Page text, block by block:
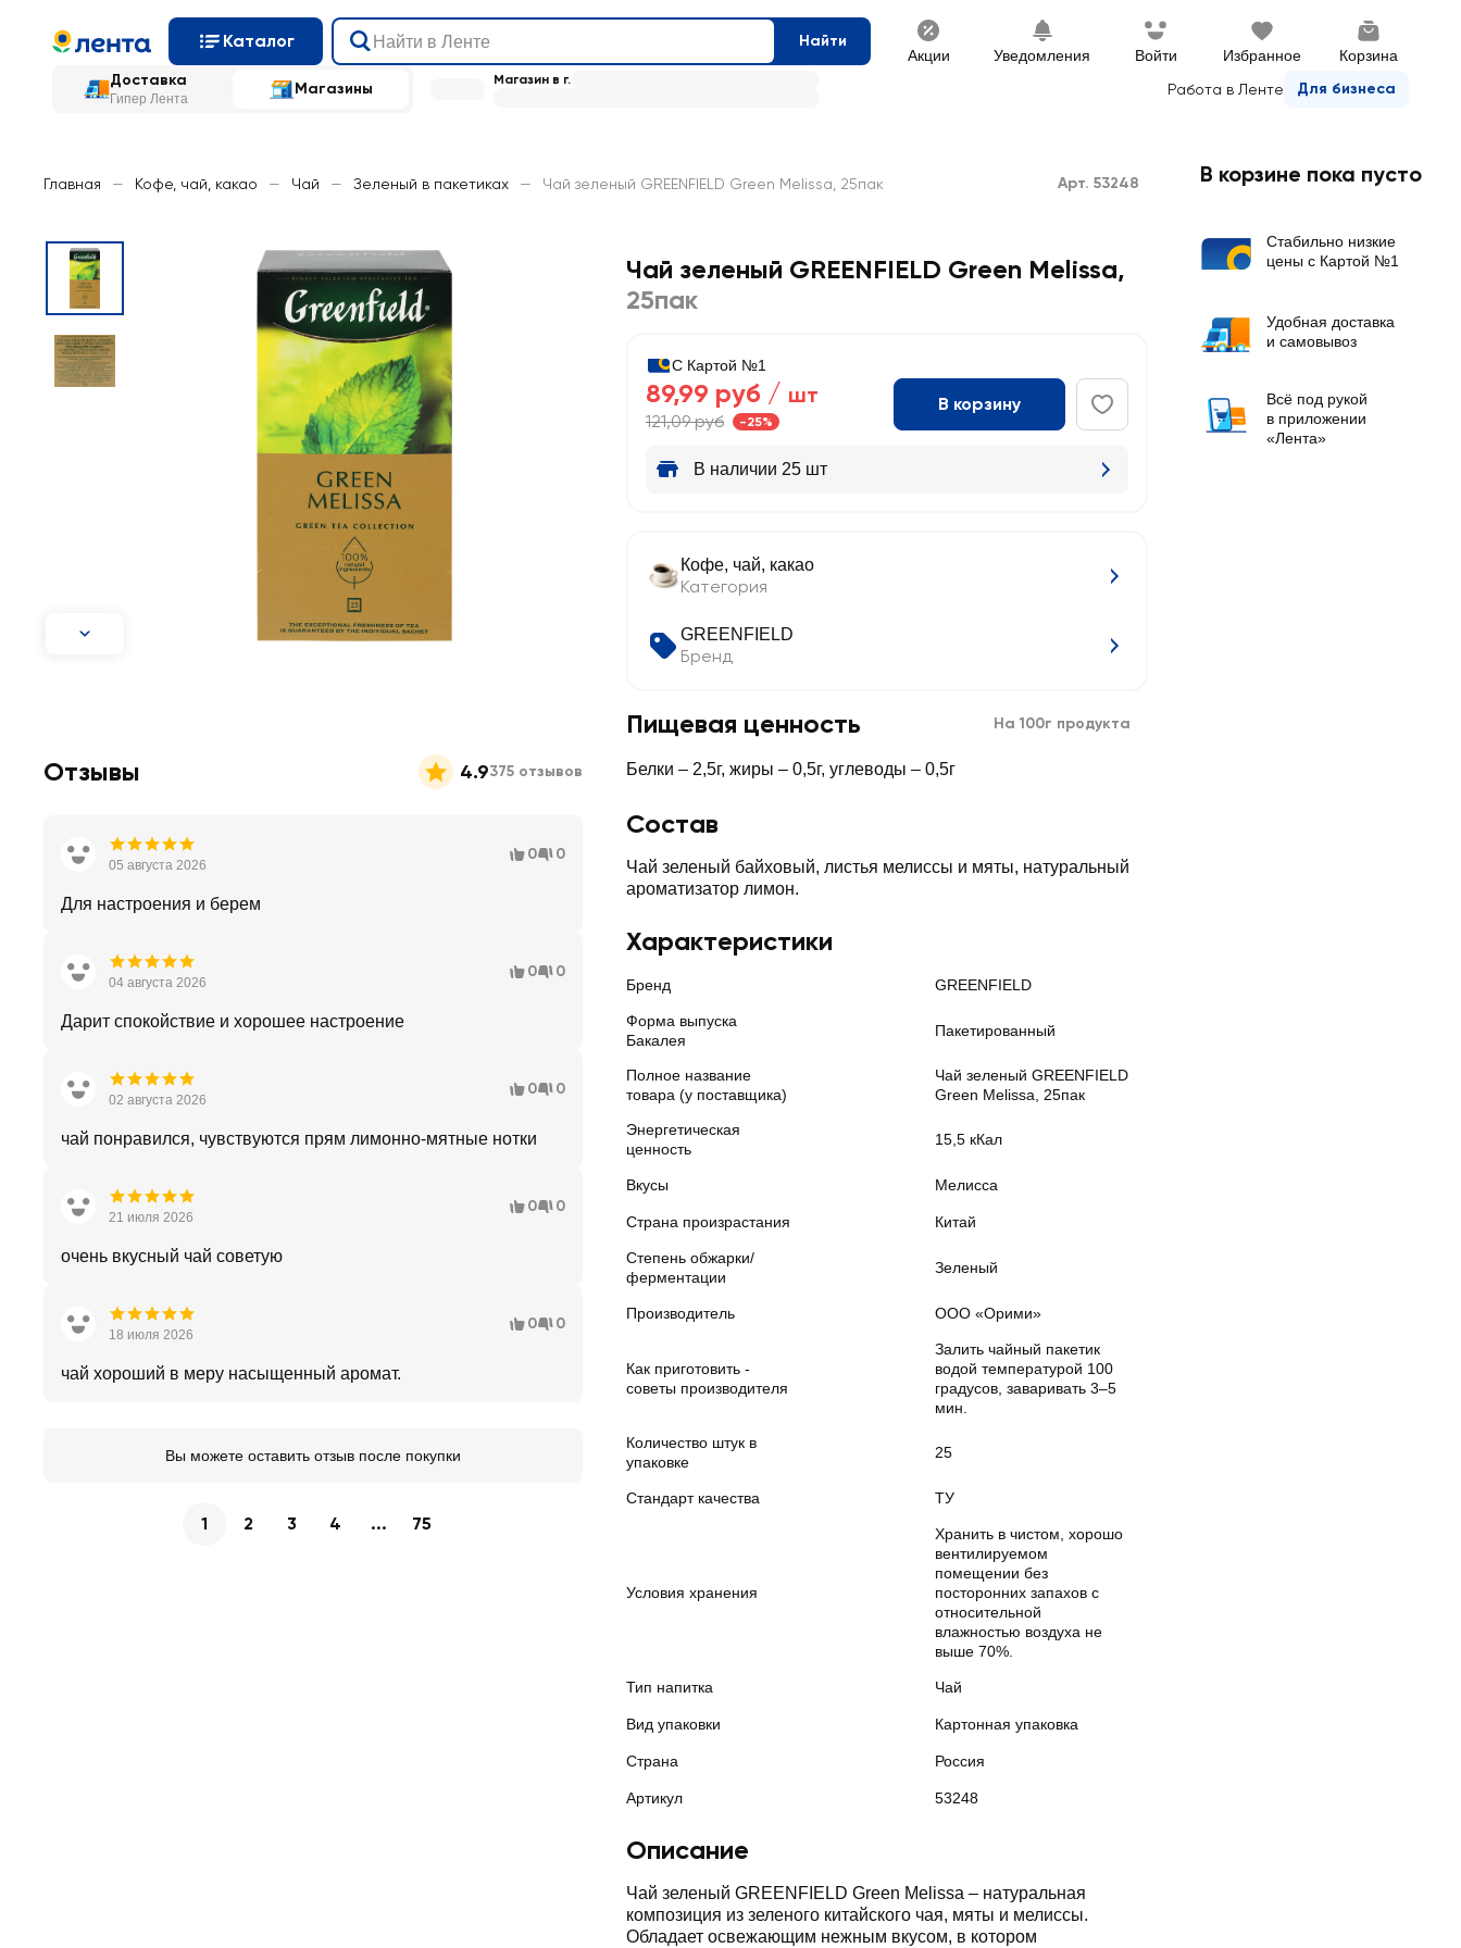
Каталог Найти
Акции Уведомления Войти Избранное Корзина
Доставка
Гипер Лента
Магазины Работа в Ленте Для бизнеса
Магазин в г.
Главная — Кофе, чай, какао — Чай — Зеленый в пакетиках — Чай зеленый GREENFIELD Green Melissa, 25пак Арт. 53248
Чай зеленый GREENFIELD Green Melissa,
25пак
С Картой №1
89,99 руб / шт
121,09 руб -25%
В корзину
В наличии 25 шт
Кофе, чай, какао
Категория
GREENFIELD
Бренд
Пищевая ценность На 100г продукта
Белки – 2,5г, жиры – 0,5г, углеводы – 0,5г
Состав
Чай зеленый байховый, листья мелиссы и мяты, натуральный
ароматизатор лимон.
Характеристики
Бренд GREENFIELD
Форма выпуска
Бакалея
Пакетированный
Полное название
товара (у поставщика)
Чай зеленый GREENFIELD
Green Melissa, 25пак
Энергетическая
ценность
15,5 кКал
Вкусы Мелисса
Страна произрастания Китай
Степень обжарки/
ферментации
Зеленый
Производитель ООО «Орими»
Как приготовить -
советы производителя
Залить чайный пакетик
водой температурой 100
градусов, заваривать 3–5
мин.
Количество штук в
упаковке
25
Стандарт качества ТУ
Условия хранения
Хранить в чистом, хорошо
вентилируемом
помещении без
посторонних запахов с
относительной
влажностью воздуха не
выше 70%.
Тип напитка Чай
Вид упаковки Картонная упаковка
Страна Россия
Артикул 53248
Описание
Чай зеленый GREENFIELD Green Melissa – натуральная
композиция из зеленого китайского чая, мяты и мелиссы.
Обладает освежающим нежным вкусом, в котором
Отзывы 4.9375 отзывов
05 августа 2026
0 0
Для настроения и берем
04 августа 2026
0 0
Дарит спокойствие и хорошее настроение
02 августа 2026
0 0
чай понравился, чувствуются прям лимонно-мятные нотки
21 июля 2026
0 0
очень вкусный чай советую
18 июля 2026
0 0
чай хороший в меру насыщенный аромат.
Вы можете оставить отзыв после покупки
1 2 3 4 ... 75
В корзине пока пусто
Стабильно низкие
цены с Картой №1
Удобная доставка
и самовывоз
Всё под рукой
в приложении
«Лента»